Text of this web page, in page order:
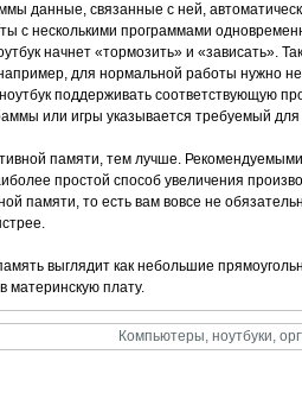
данные, связанные с ней,
с несколькими программами
начнет «тормозить» и «зависать».
для нормальной работы нужно
поддерживать соответствующую
или игры указывается требуемый
памяти, тем лучше.
простой способ увеличения
памяти, то есть вам вовсе не
выглядит как небольшие
материнскую плату.
Компьютеры, ноутбуки,